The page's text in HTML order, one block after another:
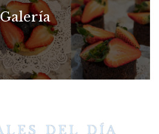
Galería
DEL DÍA